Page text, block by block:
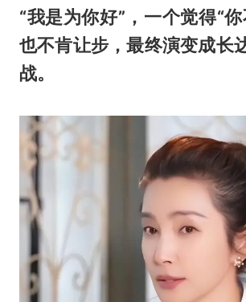
“我是为你好”，一个觉得“
也不肯让步，最终演变成长
战。